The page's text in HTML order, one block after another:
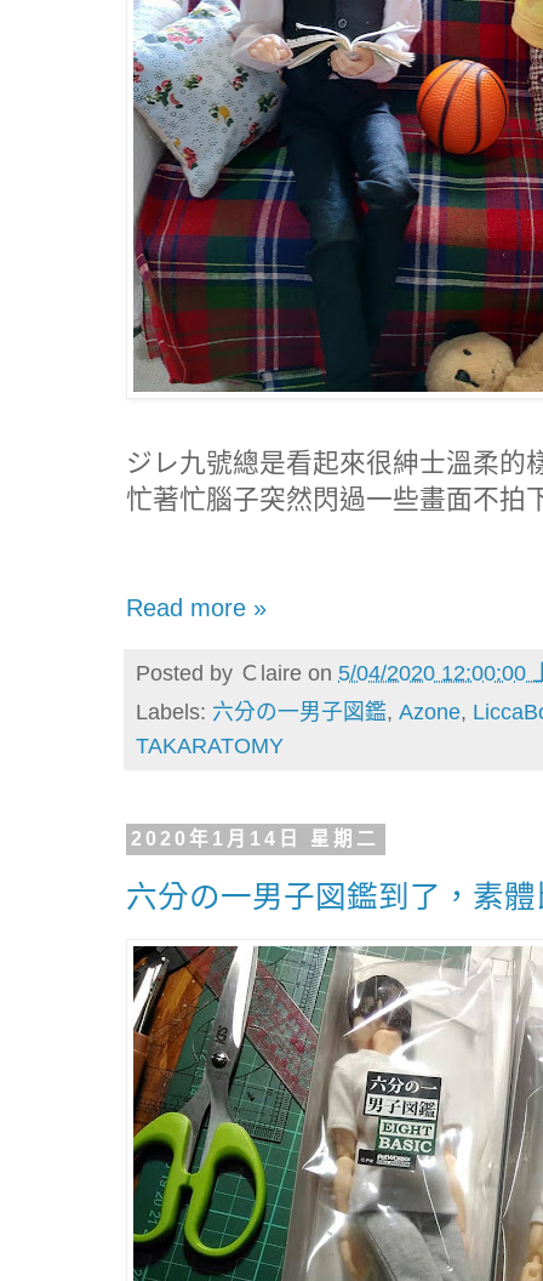
ジレ九號總是看起來很紳士溫柔的
忙著忙腦子突然閃過一些畫面不拍
Read more »
Posted by Ｃlaire on 5/04/2020 12:00:00
Labels: 六分の一男子図鑑, Azone,
TAKARATOMY
2020年1月14日 星期二
六分の一男子図鑑到了，素